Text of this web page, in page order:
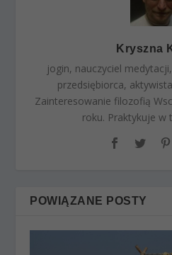
Kryszna
jogin, nauczyciel
przedsiębiorca,
Zainteresowanie filozofią
roku. Praktykuje w
POWIĄZANE POSTY